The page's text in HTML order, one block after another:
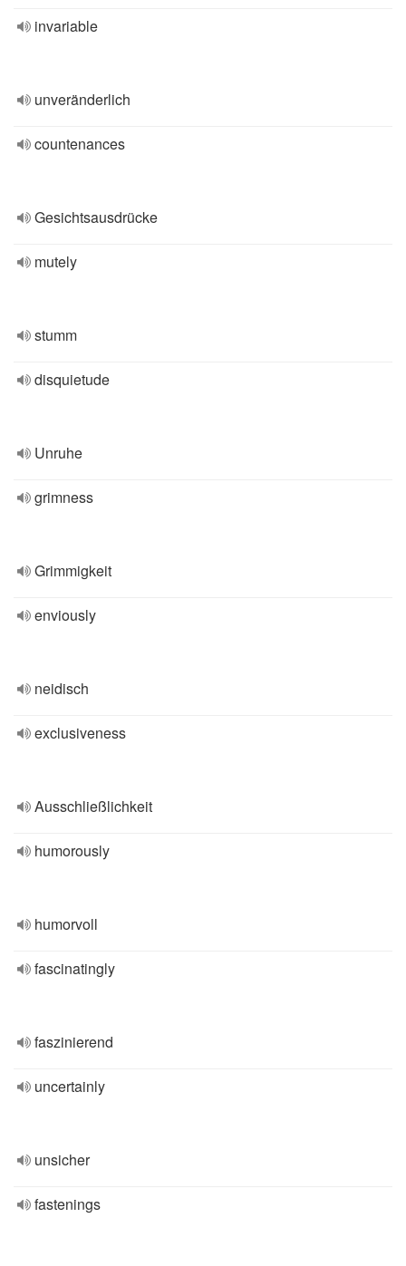
invariable
unveränderlich
countenances
Gesichtsausdrücke
mutely
stumm
disquietude
Unruhe
grimness
Grimmigkeit
enviously
neidisch
exclusiveness
Ausschließlichkeit
humorously
humorvoll
fascinatingly
faszinierend
uncertainly
unsicher
fastenings